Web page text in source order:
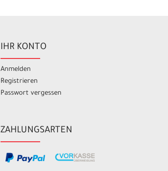
IHR KONTO
Anmelden
Registrieren
Passwort vergessen
ZAHLUNGSARTEN